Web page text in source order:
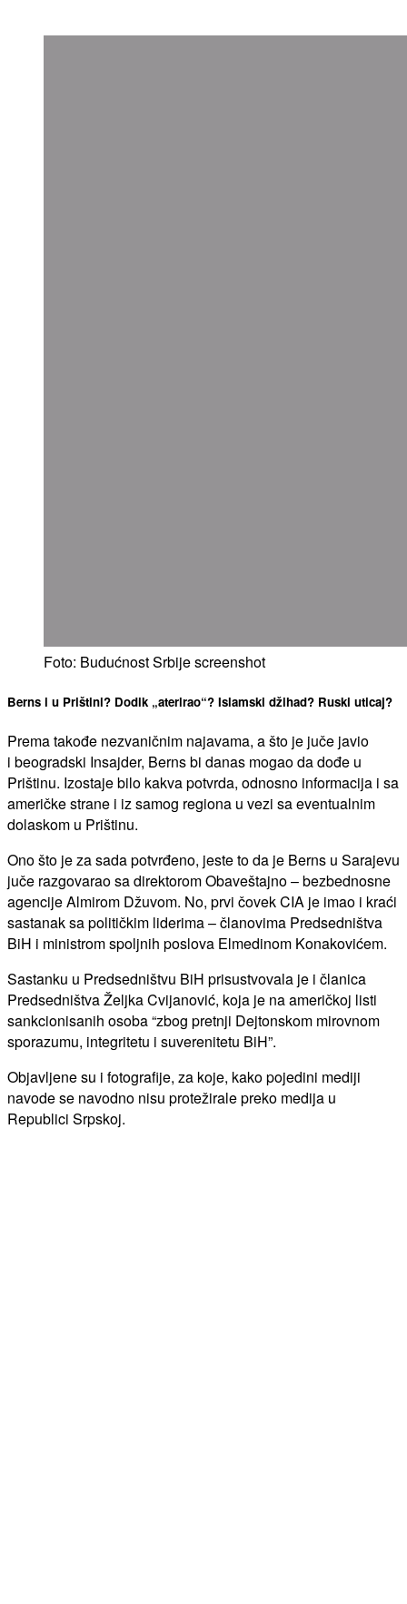
Foto: Budućnost Srbije screenshot
Berns i u Prištini? Dodik „aterirao“? Islamski džihad? Ruski uticaj?
Prema takođe nezvaničnim najavama, a što je juče javio
i beogradski Insajder, Berns bi danas mogao da dođe u
Prištinu. Izostaje bilo kakva potvrda, odnosno informacija i sa
američke strane i iz samog regiona u vezi sa eventualnim
dolaskom u Prištinu.
Ono što je za sada potvrđeno, jeste to da je Berns u Sarajevu
juče razgovarao sa direktorom Obaveštajno – bezbednosne
agencije Almirom Džuvom. No, prvi čovek CIA je imao i kraći
sastanak sa političkim liderima – članovima Predsedništva
BiH i ministrom spoljnih poslova Еlmedinom Konakovićem.
Sastanku u Predsedništvu BiH prisustvovala je i članica
Predsedništva Željka Cvijanović, koja je na američkoj listi
sankcionisanih osoba “zbog pretnji Dejtonskom mirovnom
sporazumu, integritetu i suverenitetu BiH”.
Objavljene su i fotografije, za koje, kako pojedini mediji
navode se navodno nisu protežirale preko medija u
Republici Srpskoj.